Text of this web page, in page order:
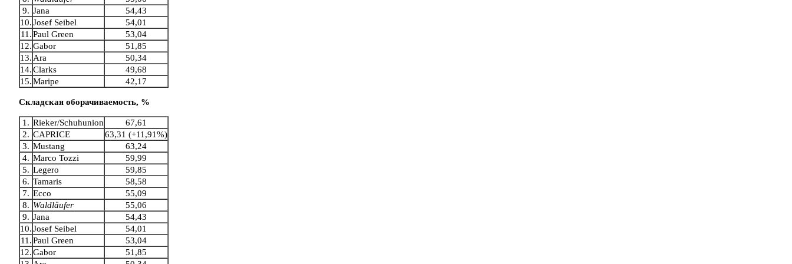
9. Jana
54,43
10.Josef Seibel
54,01
11.Paul Green
53,04
12.Gabor
51,85
13. Ara
50,34
14.Clarks
49,68
15.Maripe 42,17
Складская оборачиваемость, %
1. Rieker/Schuhunion
67,61
2. CAPRICE
63,31 (+11,91%)
3. Mustang
63,24
4. Marco Tozzi
59,99
5. Legero
59,85
6. Tamaris
58,58
7. Ecco
55,09
8. Waldläufer
55,06
9. Jana
54,43
10.Josef Seibel
54,01
11.Paul Green
53,04
12.Gabor
51,85